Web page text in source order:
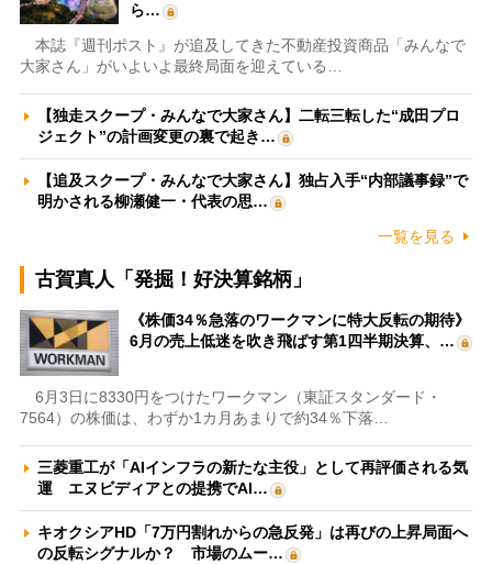
ら…
本誌『週刊ポスト』が追及してきた不動産投資商品「みんなで
大家さん」がいよいよ最終局面を迎えている…
【独走スクープ・みんなで大家さん】二転三転した“成田プロ
ジェクト”の計画変更の裏で起き…
【追及スクープ・みんなで大家さん】独占入手“内部議事録”で
明かされる柳瀬健一・代表の思…
一覧を見る
古賀真人「発掘！好決算銘柄」
《株価34％急落のワークマンに特大反転の期待》
6月の売上低迷を吹き飛ばす第1四半期決算、…
6月3日に8330円をつけたワークマン（東証スタンダード・
7564）の株価は、わずか1カ月あまりで約34％下落…
三菱重工が「AIインフラの新たな主役」として再評価される気
運 エヌビディアとの提携でAI…
キオクシアHD「7万円割れからの急反発」は再びの上昇局面へ
の反転シグナルか？ 市場のムー…